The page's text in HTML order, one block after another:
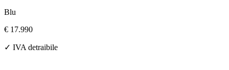
Blu
€ 17.990
✓ IVA detraibile